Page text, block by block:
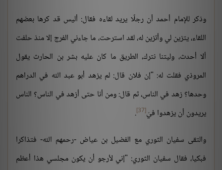
وذكر للإمام أحمد أن رجلًا يريد لقاءه فقال: أليس قد كرها بعضهم
اللقاء، يتزين لي وأتزين له، لقد استرحت، ما جاءني الفرج إلا منذ حلفت
ألا أحدث، وليتنا نترك، الطريق ما كان عليه بشر بن الحارث يقول
المروذي فقلت له: "إن فلان قال: لم يزهد أبو عبد الله في الدراهم
وحدها؟ زهد في الناس، ثم قال: ومن أنا حتى أزهد في الناس؟ الناس
يريدون أن يزهدوا فيّ[37]
.
والتقى سفيان الثوري مع الفضيل بن عياض -رحمهم الله- فتذاكرا
فبكيا، فقال سفيان الثوري: "إني لأرجو أن يكون مجلسي هذا أعظم